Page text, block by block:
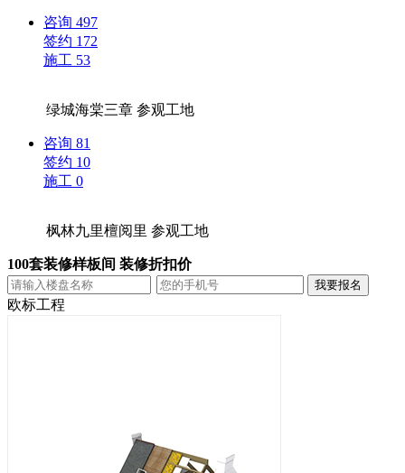
咨询 497
签约 172
施工 53
绿城海棠三章参观工地
咨询 81
签约 10
施工 0
枫林九里檀阅里参观工地
100套装修样板间 装修折扣价
欧标工程